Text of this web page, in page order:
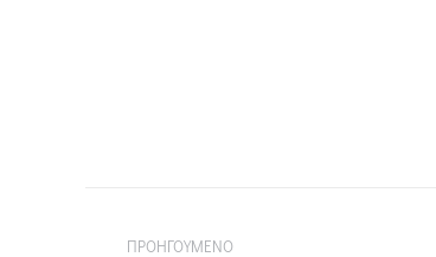
ΠΡΟΗΓΟΥΜΕΝΟ